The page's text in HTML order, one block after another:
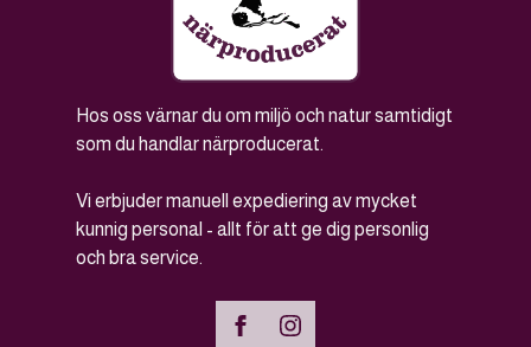
Hos oss värnar du om miljö och natur samtidigt
som du handlar närproducerat.
Vi erbjuder manuell expediering av mycket
kunnig personal - allt för att ge dig personlig
och bra service.